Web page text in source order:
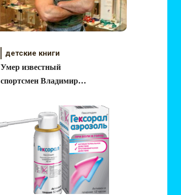
детские книги
Умер известный
спортсмен Владимир